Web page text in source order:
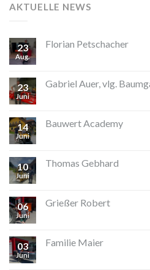
AKTUELLE NEWS
23
Aug.
Florian Petschacher
23
Juni
Gabriel Auer, vlg.
14
Juni
Bauwert Academy
10
Juni
Thomas Gebhard
06
Juni
Grießer Robert
03
Juni
Familie Maier